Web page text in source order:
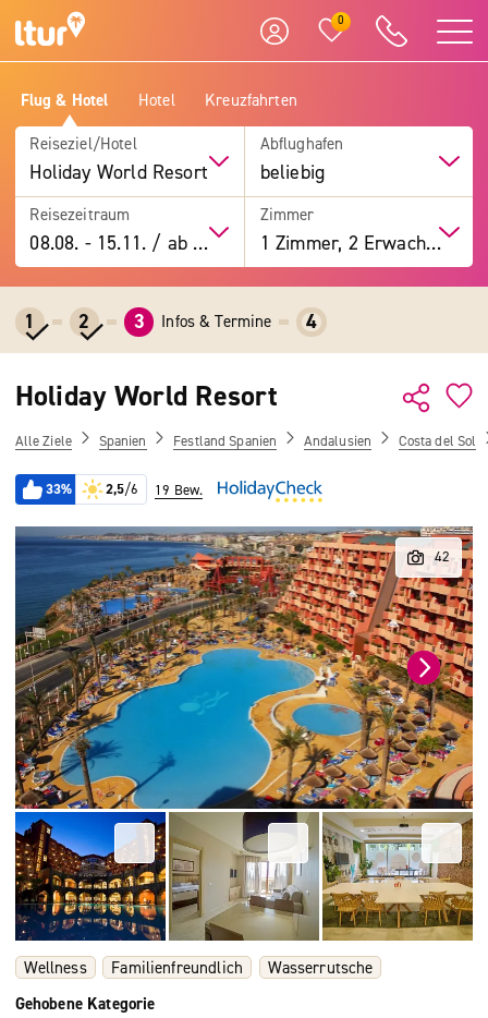
0
Flug & Hotel Hotel Kreuzfahrten
Reiseziel/Hotel
Holiday World Resort
Abflughafen
beliebig
Reisezeitraum
08.08. -15.11. / ab 7 Tage
Zimmer
1 Zimmer, 2 Erwachsene
1 2 3 Infos & Termine 4
Holiday World Resort
Alle Ziele Spanien Festland Spanien Andalusien Costa del Sol
33% 2,5/6 19 Bew.
Wellness Familienfreundlich
Wasserrutsche
Gehobene Kategorie